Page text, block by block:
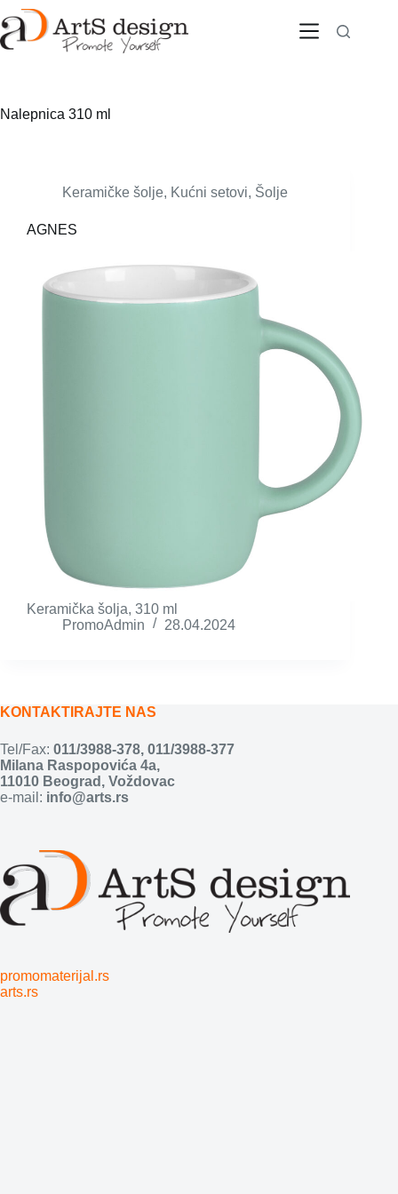
Skip
to
content
Nalepnica 310 ml
Keramičke šolje, Kućni setovi, Šolje
AGNES
Keramička šolja, 310 ml
PromoAdmin
28.04.2024
KONTAKTIRAJTE NAS
Tel/Fax: 011/3988-378, 011/3988-377
Milana Raspopovića 4a,
11010 Beograd, Voždovac
e-mail: info@arts.rs
promomaterijal.rs
arts.rs